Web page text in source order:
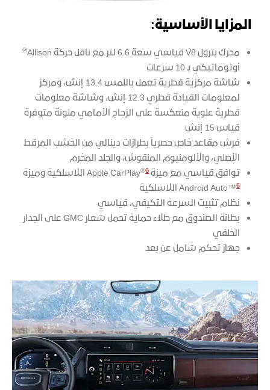
المزايا الأساسية:
محرك بترول V8 قياسي سعة 6.6 لتر مع ناقل حركة Allison ®
أوتوماتيكي بـ 10 سرعات
شاشة مركزية قطرية تعمل باللمس 13.4 إنش، ومركز
لمعلومات القيادة قطري 12.3 إنش، وشاشة معلومات
قطرية علوية منعكسة على الزجاج الأمامي ملونة متوفرة
قياس 15 إنش
فرش مقاعد خاص حصرياً بطرازات دينالي من الخشب المرقط
الأصلي، والألومنيوم المنقوش، والجلد المخرم
توافق قياسي مع ميزة Apple CarPlay ®6
اللاسلكية وميزة
Android Auto™6
اللاسلكية
نظام تثبيت السرعة التكيفي، قياسي
بطانة الصندوق مع طلاء حماية تحمل شعار GMC على الجدار
الخلفي
جهاز تحكم شامل عن بعد